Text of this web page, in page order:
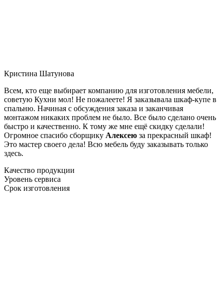
Кристина Шатунова
Всем, кто еще выбирает компанию для изготовления мебели,
советую Кухни мол! Не пожалеете! Я заказывала шкаф-купе в
спальню. Начиная с обсуждения заказа и заканчивая
монтажом никаких проблем не было. Все было сделано очень
быстро и качественно. К тому же мне ещё скидку сделали!
Огромное спасибо сборщику Алексею за прекрасный шкаф!
Это мастер своего дела! Всю мебель буду заказывать только
здесь.
Качество продукции
Уровень сервиса
Срок изготовления